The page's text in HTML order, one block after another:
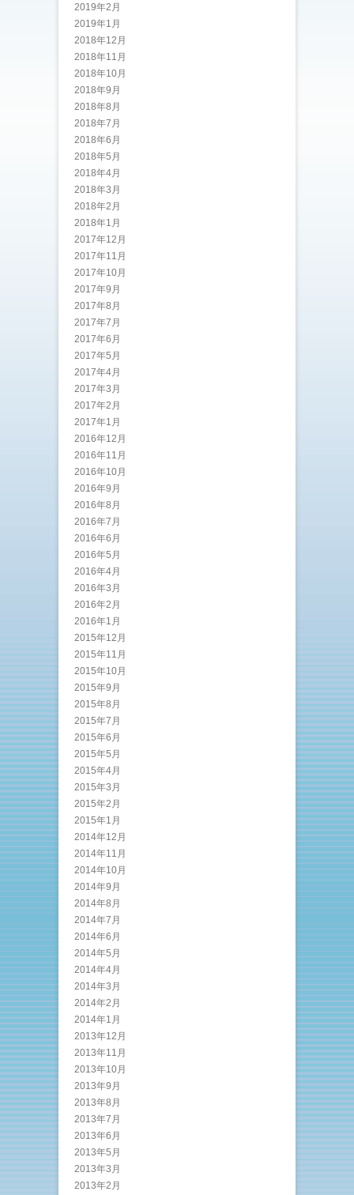
2019年2月
2019年1月
2018年12月
2018年11月
2018年10月
2018年9月
2018年8月
2018年7月
2018年6月
2018年5月
2018年4月
2018年3月
2018年2月
2018年1月
2017年12月
2017年11月
2017年10月
2017年9月
2017年8月
2017年7月
2017年6月
2017年5月
2017年4月
2017年3月
2017年2月
2017年1月
2016年12月
2016年11月
2016年10月
2016年9月
2016年8月
2016年7月
2016年6月
2016年5月
2016年4月
2016年3月
2016年2月
2016年1月
2015年12月
2015年11月
2015年10月
2015年9月
2015年8月
2015年7月
2015年6月
2015年5月
2015年4月
2015年3月
2015年2月
2015年1月
2014年12月
2014年11月
2014年10月
2014年9月
2014年8月
2014年7月
2014年6月
2014年5月
2014年4月
2014年3月
2014年2月
2014年1月
2013年12月
2013年11月
2013年10月
2013年9月
2013年8月
2013年7月
2013年6月
2013年5月
2013年3月
2013年2月